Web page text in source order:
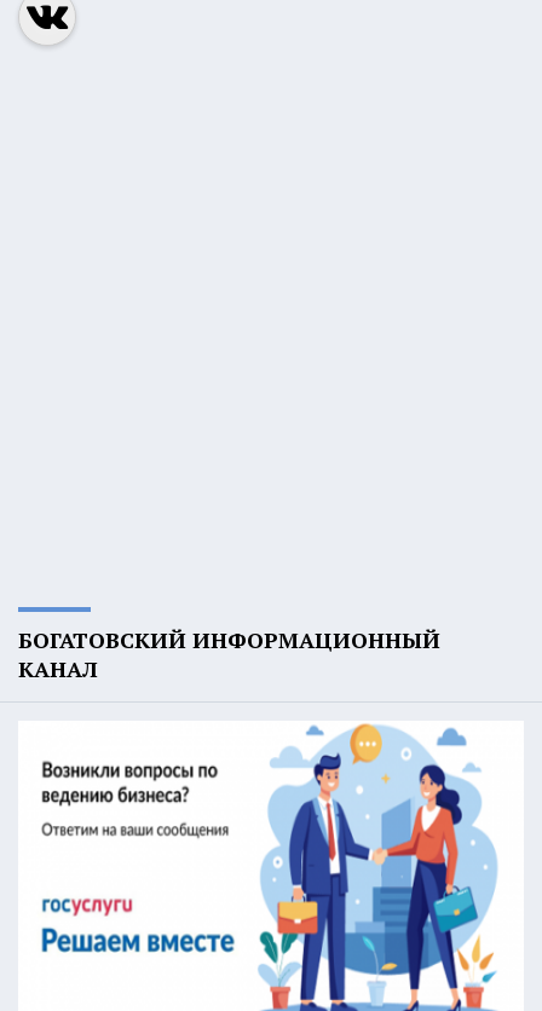
БОГАТОВСКИЙ ИНФОРМАЦИОННЫЙ
КАНАЛ